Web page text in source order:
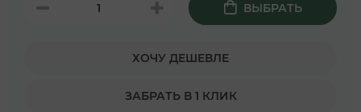
ВЫБРАТЬ
ХОЧУ ДЕШЕВЛЕ
ЗАБРАТЬ В 1 КЛИК